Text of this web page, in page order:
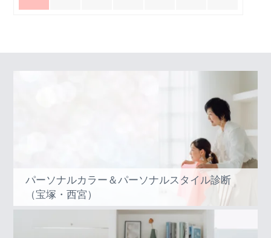
パーソナルカラー＆パーソナルスタイル診断
（宝塚・西宮）